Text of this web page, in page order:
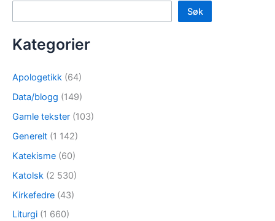
Søk
Kategorier
Apologetikk (64)
Data/blogg (149)
Gamle tekster (103)
Generelt (1 142)
Katekisme (60)
Katolsk (2 530)
Kirkefedre (43)
Liturgi (1 660)